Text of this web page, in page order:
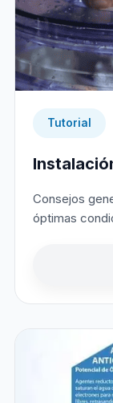
Tutorial
Consejos
óptimas